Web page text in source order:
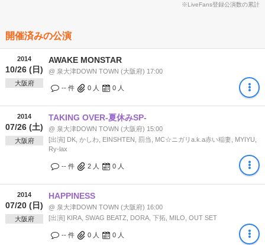
※LiveFans登録公演数の累計
開催済みの公演
2014
10/26 (日)
大阪府
AWAKE MONSTAR
@ 泉大津DOWN TOWN (大阪府) 17:00
-- 件 0 人 0 人
2014
07/26 (土)
大阪府
TAKING OVER-夏休みSP-
@ 泉大津DOWN TOWN (大阪府) 15:00
[出演] DK, かしわ, EINSHTEN, 罰当, MC☆ニガリa.k.a赤い稲妻, MYIYU,
Ry-lax
-- 件 2 人 0 人
2014
07/20 (日)
大阪府
HAPPINESS
@ 泉大津DOWN TOWN (大阪府) 16:00
[出演] KIRA, SWAG BEATZ, DORA, 下拓, MILO, OUT SET
-- 件 0 人 0 人